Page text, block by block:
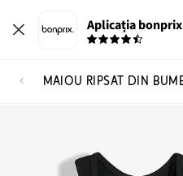
Aplicația bonprix